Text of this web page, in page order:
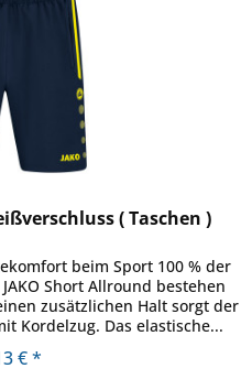
( Taschen )
beim Sport 100 % der
Short Allround bestehen
zusätzlichen Halt sorgt der
Kordelzug. Das elastische...
€ *